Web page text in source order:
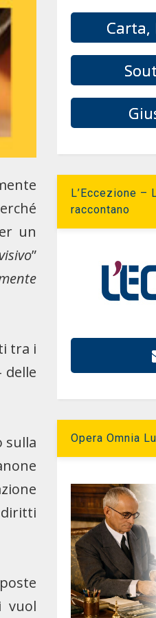
un
”
tra i
delle
sulla
vuol
Carta,
L’Eccezione –
raccontano
Opera Omnia